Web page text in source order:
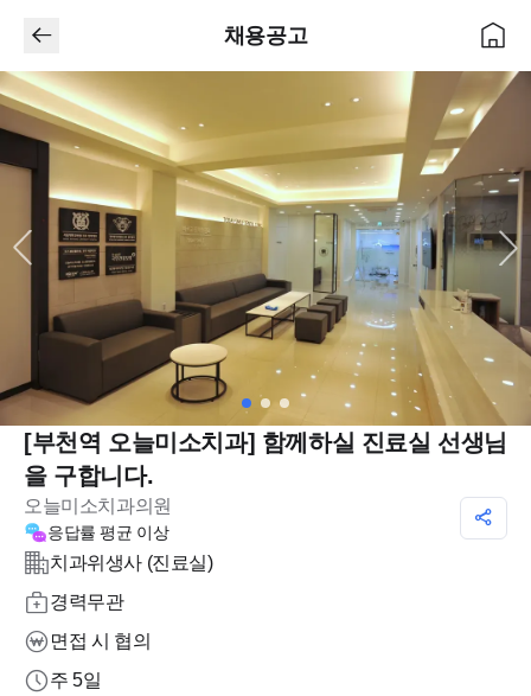
채용공고
[부천역 오늘미소치과] 함께하실 진료실 선생님
을 구합니다.
오늘미소치과의원
응답률평균 이상
치과위생사 (진료실)
경력무관
면접 시 협의
주 5일